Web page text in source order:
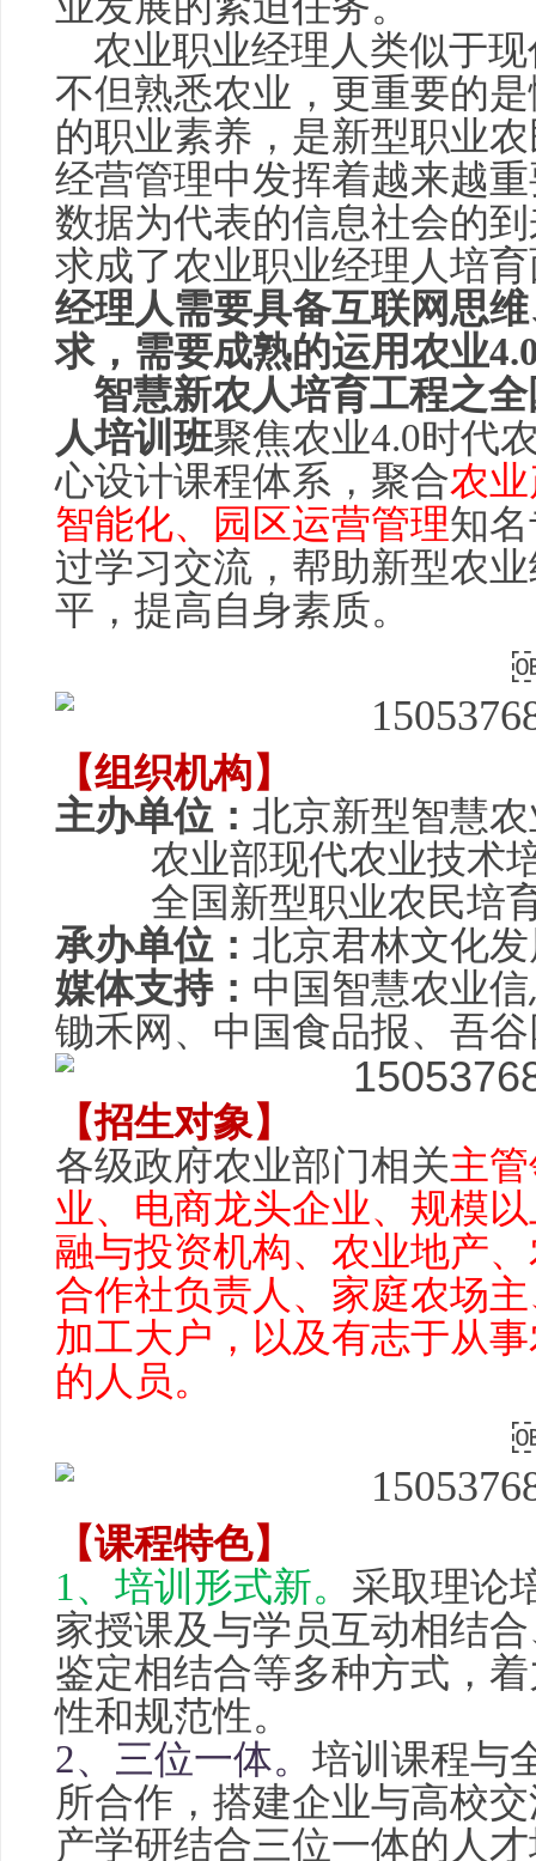
农业职业经理人类似于
不但熟悉农业，更重要的
的职业素养，是新型职业
经营管理中发挥着越来越
数据为代表的信息社会的
求成了农业职业经理人培
经理人需要具备互联网思
求，需要成熟的运用农业
智慧新农人培育工程之
人培训班聚焦农业4.0时代
心设计课程体系，聚合农
智能化、园区运营管理知
过学习交流，帮助新型农
平，提高自身素质。
【组织机构】
主办单位： 北京新型智慧
农业部现代农业技术
全国新型职业农民培
承办单位： 北京君林文化
媒体支持： 中国智慧农业
锄禾网、中国食品报、吾
【招生对象】
各级政府农业部门相关主
业、电商龙头企业、规模
融与投资机构、农业地产
合作社负责人、家庭农场
加工大户，以及有志于从
的人员。
【课程特色】
1、培训形式新。 采取理论
家授课及与学员互动相结
鉴定相结合等多种方式，
性和规范性。
2、三位一体。 培训课程与
所合作，搭建企业与高校
产学研结合三位一体的人